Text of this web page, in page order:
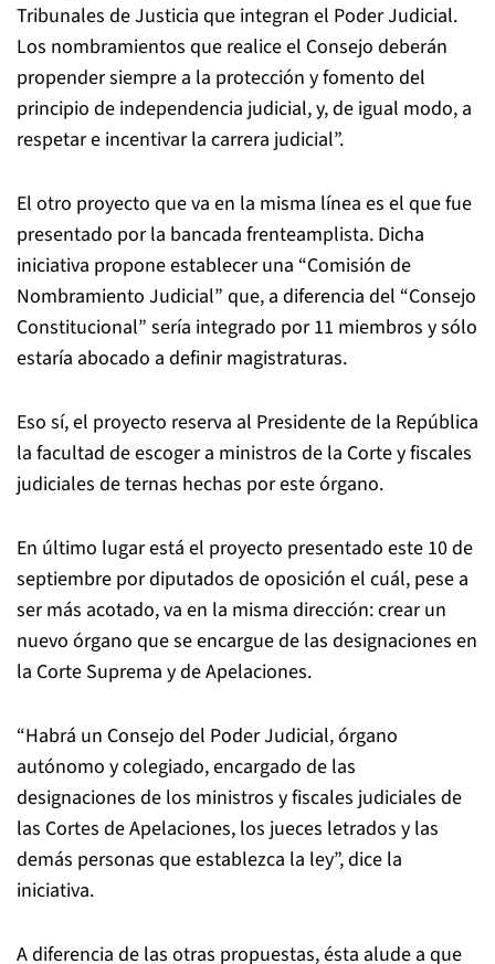
Tribunales de Justicia que integran el Poder Judicial.
Los nombramientos que realice el Consejo deberán
propender siempre a la protección y fomento del
principio de independencia judicial, y, de igual modo, a
respetar e incentivar la carrera judicial”.
El otro proyecto que va en la misma línea es el que fue
presentado por la bancada frenteamplista. Dicha
iniciativa propone establecer una “Comisión de
Nombramiento Judicial” que, a diferencia del “Consejo
Constitucional” sería integrado por 11 miembros y sólo
estaría abocado a definir magistraturas.
Eso sí, el proyecto reserva al Presidente de la República
la facultad de escoger a ministros de la Corte y fiscales
judiciales de ternas hechas por este órgano.
En último lugar está el proyecto presentado este 10 de
septiembre por diputados de oposición el cuál, pese a
ser más acotado, va en la misma dirección: crear un
nuevo órgano que se encargue de las designaciones en
la Corte Suprema y de Apelaciones.
“Habrá un Consejo del Poder Judicial, órgano
autónomo y colegiado, encargado de las
designaciones de los ministros y fiscales judiciales de
las Cortes de Apelaciones, los jueces letrados y las
demás personas que establezca la ley”, dice la
iniciativa.
A diferencia de las otras propuestas, ésta alude a que